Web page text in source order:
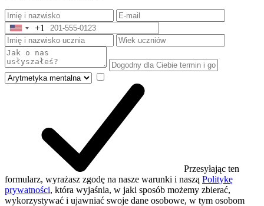
United
States
+1
+1
Przesyłając ten
formularz, wyrażasz zgodę na nasze warunki i naszą Politykę
prywatności, która wyjaśnia, w jaki sposób możemy zbierać,
wykorzystywać i ujawniać swoje dane osobowe, w tym osobom